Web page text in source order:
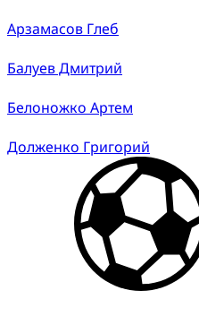
Арзамасов Глеб
Балуев Дмитрий
Белоножко Артем
Долженко Григорий